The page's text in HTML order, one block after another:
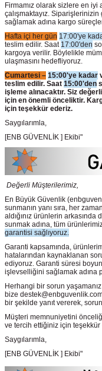
Firmamız olarak sizlere en iyi
çalışmaktayız. Siparişlerinizin
sağlamak adına kargo
Hafta içi her gün 17:00'ye
teslim edilir. Saat 17:00'den
kargoya verilir. Böylelikle
ulaşmasını hedefliyoruz.
Cumartesi – 15:00'ye kadar
teslim edilir. Saat 15:00'den
işleme alınacaktır. Siz
için en önemli önceliktir.
için teşekkür ederiz.
Saygılarımla,
[ENB GÜVENLİK ] Ekibi"
Değerli Müşterilerimiz,
En Büyük Güvenlik
sunmanın yanı sıra, her
aldığınız ürünlerin
sunmak adına, tüm
garantisi sağlıyoruz.
Garanti kapsamında,
hatalarından kaynaklanan
ediyoruz. Garanti süresi
işlevselliğini sağlamak adına
Herhangi bir sorun
bize
bir şekilde yanıt vererek,
Müşteri memnuniyetini
ve tercih ettiğiniz için teşekkür
Saygılarımla,
[ENB GÜVENLİK ] Ekibi"